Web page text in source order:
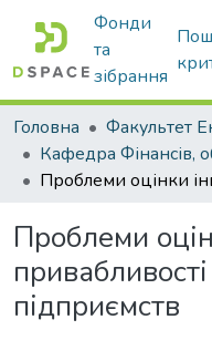
Фонди
та
зібрання
Головна
Проблеми
підприємств